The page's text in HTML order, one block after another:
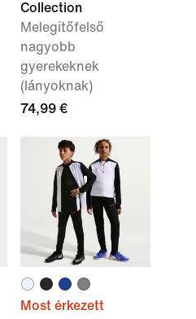
Collection
Melegítőfelső
nagyobb
gyerekeknek
(lányoknak)
74,99 €
Most érkezett